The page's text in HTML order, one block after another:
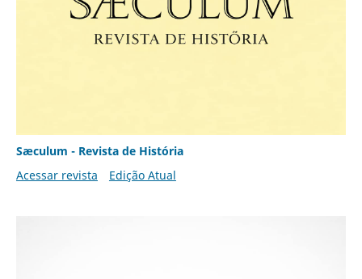
Sæculum - Revista de História
Acessar revista
Edição Atual